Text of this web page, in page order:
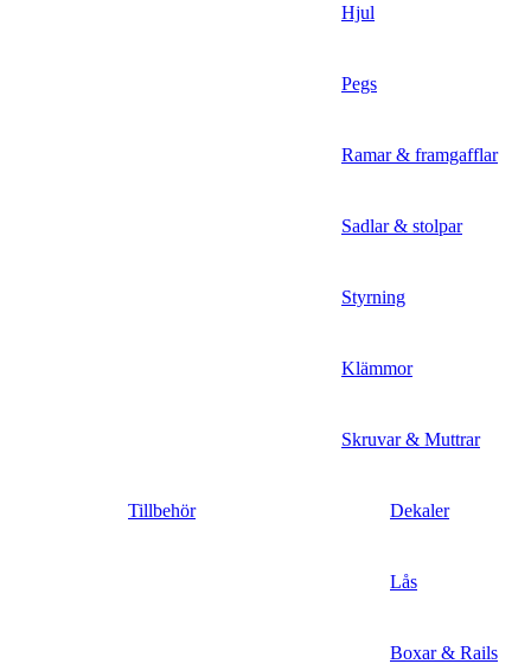
Hjul
Pegs
Ramar & framgafflar
Sadlar & stolpar
Styrning
Klämmor
Skruvar & Muttrar
Tillbehör Dekaler
Lås
Boxar & Rails